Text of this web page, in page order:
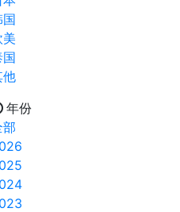
国
美
国
他
年份
部